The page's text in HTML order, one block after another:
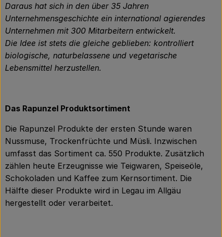
Daraus hat sich in den über 35 Jahren
Unternehmensgeschichte ein international agierendes
Unternehmen mit 300 Mitarbeitern entwickelt.
Die Idee ist stets die gleiche geblieben: kontrolliert
biologische, naturbelassene und vegetarische
Lebensmittel herzustellen.
Das Rapunzel Produktsortiment
Die Rapunzel Produkte der ersten Stunde waren
Nussmuse, Trockenfrüchte und Müsli. Inzwischen
umfasst das Sortiment ca. 550 Produkte. Zusätzlich
zählen heute Erzeugnisse wie Teigwaren, Speiseöle,
Schokoladen und Kaffee zum Kernsortiment. Die
Hälfte dieser Produkte wird in Legau im Allgäu
hergestellt oder verarbeitet.